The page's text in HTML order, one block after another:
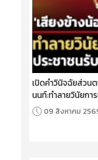
เปิดคำวินิจฉัยส่วน
นนท์:ทำลายวินัยกา
09 สิงหาคม